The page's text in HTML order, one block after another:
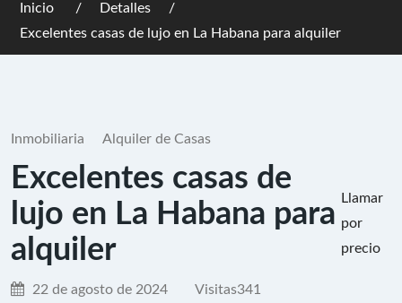
Inicio
Detalles
Excelentes casas de lujo en La Habana para alquiler
Inmobiliaria Alquiler de Casas
Excelentes casas de
lujo en La Habana para
alquiler
22 de agosto de 2024 Visitas341
Llamar
por
precio